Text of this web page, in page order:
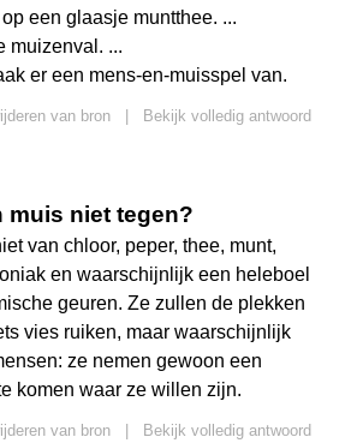
een glaasje muntthee. ...
muizenval. ...
er een mens-en-muisspel van.
van bron
Bekijk volledig antwoord
muis niet tegen?
van chloor, peper, thee, munt,
en waarschijnlijk een heleboel
geuren. Ze zullen de plekken
vies ruiken, maar waarschijnlijk
ze nemen gewoon een
komen waar ze willen zijn.
van bron
Bekijk volledig antwoord